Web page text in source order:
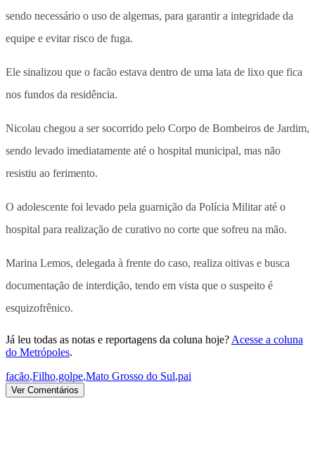
sendo necessário o uso de algemas, para garantir a integridade da
equipe e evitar risco de fuga.
Ele sinalizou que o facão estava dentro de uma lata de lixo que fica
nos fundos da residência.
Nicolau chegou a ser socorrido pelo Corpo de Bombeiros de Jardim,
sendo levado imediatamente até o hospital municipal, mas não
resistiu ao ferimento.
O adolescente foi levado pela guarnição da Polícia Militar até o
hospital para realização de curativo no corte que sofreu na mão.
Marina Lemos, delegada à frente do caso, realiza oitivas e busca
documentação de interdição, tendo em vista que o suspeito é
esquizofrênico.
Já leu todas as notas e reportagens da coluna hoje? Acesse a coluna
do Metrópoles.
facão,Filho,golpe,Mato Grosso do Sul,pai
Ver Comentários